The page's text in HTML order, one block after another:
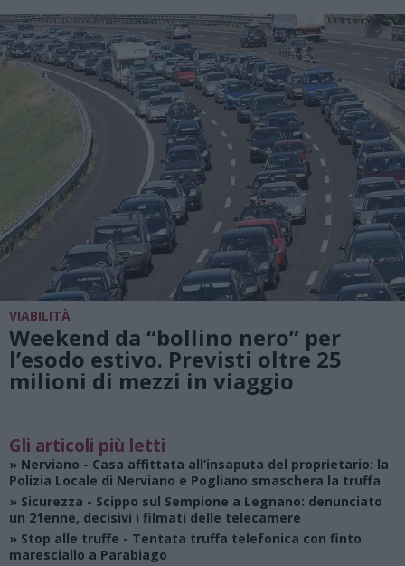
VIABILITÀ
Weekend da “bollino nero” per
l’esodo estivo. Previsti oltre 25
milioni di mezzi in viaggio
Gli articoli più letti
» Nerviano - Casa affittata all’insaputa del proprietario: la
Polizia Locale di Nerviano e Pogliano smaschera la truffa
» Sicurezza - Scippo sul Sempione a Legnano: denunciato
un 21enne, decisivi i filmati delle telecamere
» Stop alle truffe - Tentata truffa telefonica con finto
maresciallo a Parabiago